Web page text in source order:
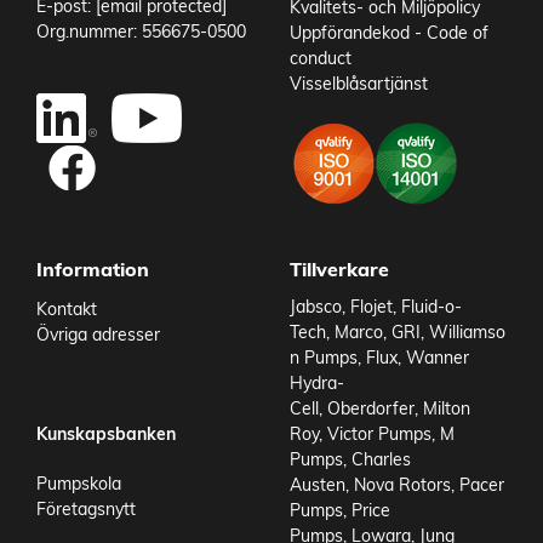
IP-klass
IP52
0,9 kg
Add as new cart row
E-post: [email protected]
Org.nummer: 556675-0500
Kvalitets- och Miljöpolicy
Uppförandekod - Code of
conduct
Visselblåsartjänst
Information
Kontakt
Övriga adresser
Kunskapsbanken
Pumpskola
Företagsnytt
Tillverkare
Jabsco, Flojet, Fluid-o-
Tech, Marco, GRI, Williamso
n Pumps, Flux, Wanner
Hydra-
Cell, Oberdorfer, Milton
Roy, Victor Pumps, M
Pumps, Charles
Austen, Nova Rotors, Pacer
Pumps, Price
Pumps, Lowara, Jung